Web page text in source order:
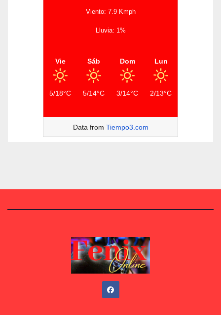
Viento: 7.9 Kmph
Lluvia: 1%
Vie
5/18°C
Sáb
5/14°C
Dom
3/14°C
Lun
2/13°C
Data from Tiempo3.com